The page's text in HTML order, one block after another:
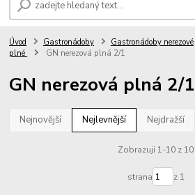
Úvod Gastronádoby Gastronádoby nerezové
plné
GN nerezová plná 2/1
GN nerezová plná 2/1
Nejnovější Nejlevnější Nejdražší
Zobrazuji 1-10 z 10
strana z 1